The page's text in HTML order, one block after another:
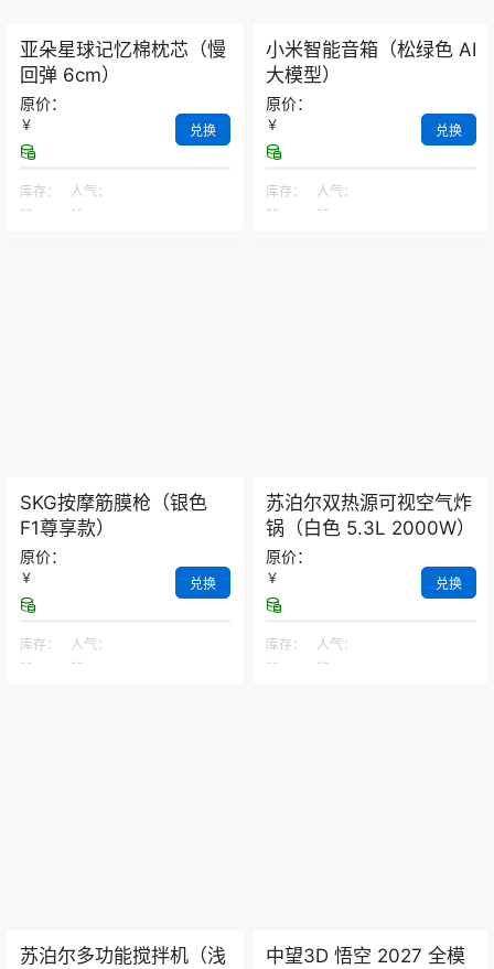
亚朵星球记忆棉枕芯（慢
回弹 6cm）
原价：
￥ 兑换
库存：
--
人气：
--
小米智能音箱（松绿色 AI
大模型）
原价：
￥ 兑换
库存：
--
人气：
--
SKG按摩筋膜枪（银色
F1尊享款）
原价：
￥ 兑换
库存：
--
人气：
--
苏泊尔双热源可视空气炸
锅（白色 5.3L 2000W）
原价：
￥ 兑换
库存：
--
人气：
--
苏泊尔多功能搅拌机（浅
中望3D 悟空 2027 全模